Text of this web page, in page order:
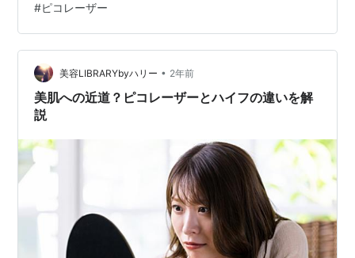
リニックが解決！ 肌のハリ低下、シミ・そばかす、毛穴
のたるみ、くすみやトーンダウンなどの悩みは多くの方
が抱えています。表参道メディカルクリニックが提供す
るピコレーザーは、従来の熱作用に頼らずピコ秒の衝撃
波で色素を粉砕するため、ダウンタイムや色素沈着のリ
スクを抑えつつ高い改善効果が期待…
#ピコレーザー
美容LIBRARYbyハリー • 2年前
美肌への近道？ピコレーザーとハイフの違いを解
説